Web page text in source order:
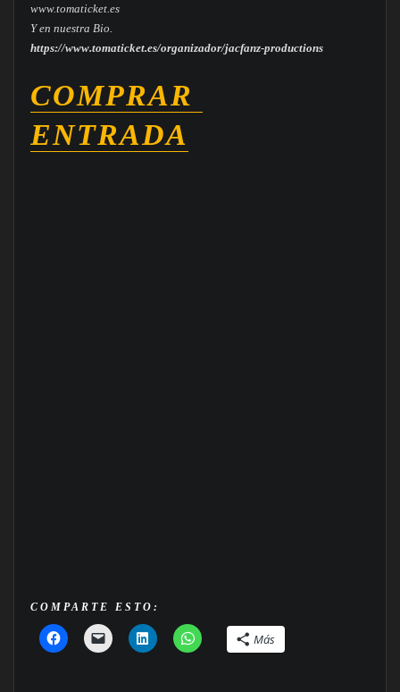
www.tomaticket.es
Y en nuestra Bio.
https://www.tomaticket.es/organizador/jacfanz-productions
COMPRAR
ENTRADA
COMPARTE ESTO:
Más